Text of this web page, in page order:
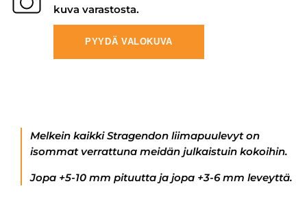
kuva varastosta.
PYYDÄ VALOKUVA
Melkein kaikki Stragendon liimapuulevyt on
isommat verrattuna meidän julkaistuin kokoihin.
Jopa +5-10 mm pituutta ja jopa +3-6 mm leveyttä.